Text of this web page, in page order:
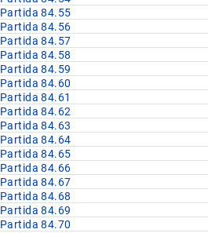
Partida 84.55
Partida 84.56
Partida 84.57
Partida 84.58
Partida 84.59
Partida 84.60
Partida 84.61
Partida 84.62
Partida 84.63
Partida 84.64
Partida 84.65
Partida 84.66
Partida 84.67
Partida 84.68
Partida 84.69
Partida 84.70